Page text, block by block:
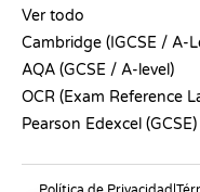
Ver todo
Cambridge (IGCSE / A-
AQA (GCSE / A-level)
Pearson Edexcel (GCSE)